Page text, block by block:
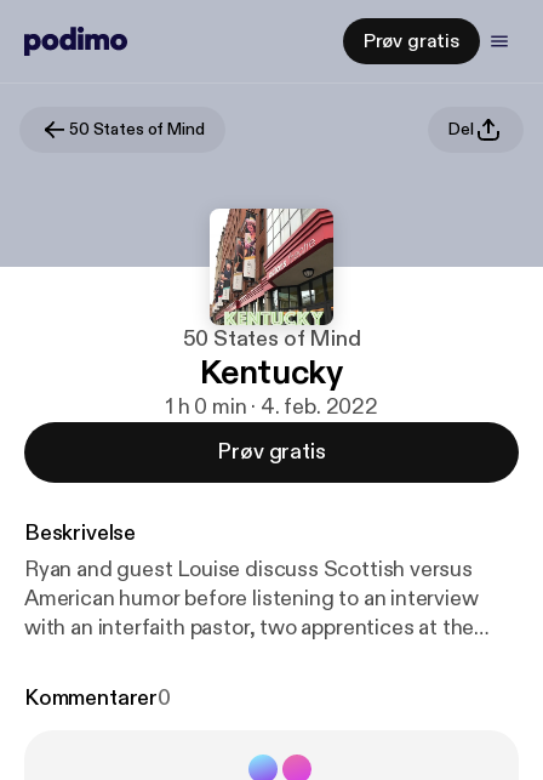
Prøv gratis
50 States of Mind Del
50 States of Mind
Kentucky
1 h 0 min · 4. feb. 2022
Prøv gratis
Beskrivelse
Ryan and guest Louise discuss Scottish versus
American humor before listening to an interview
with an interfaith pastor, two apprentices at the
attendees. --- Send in a voice message:
Kommentarer0